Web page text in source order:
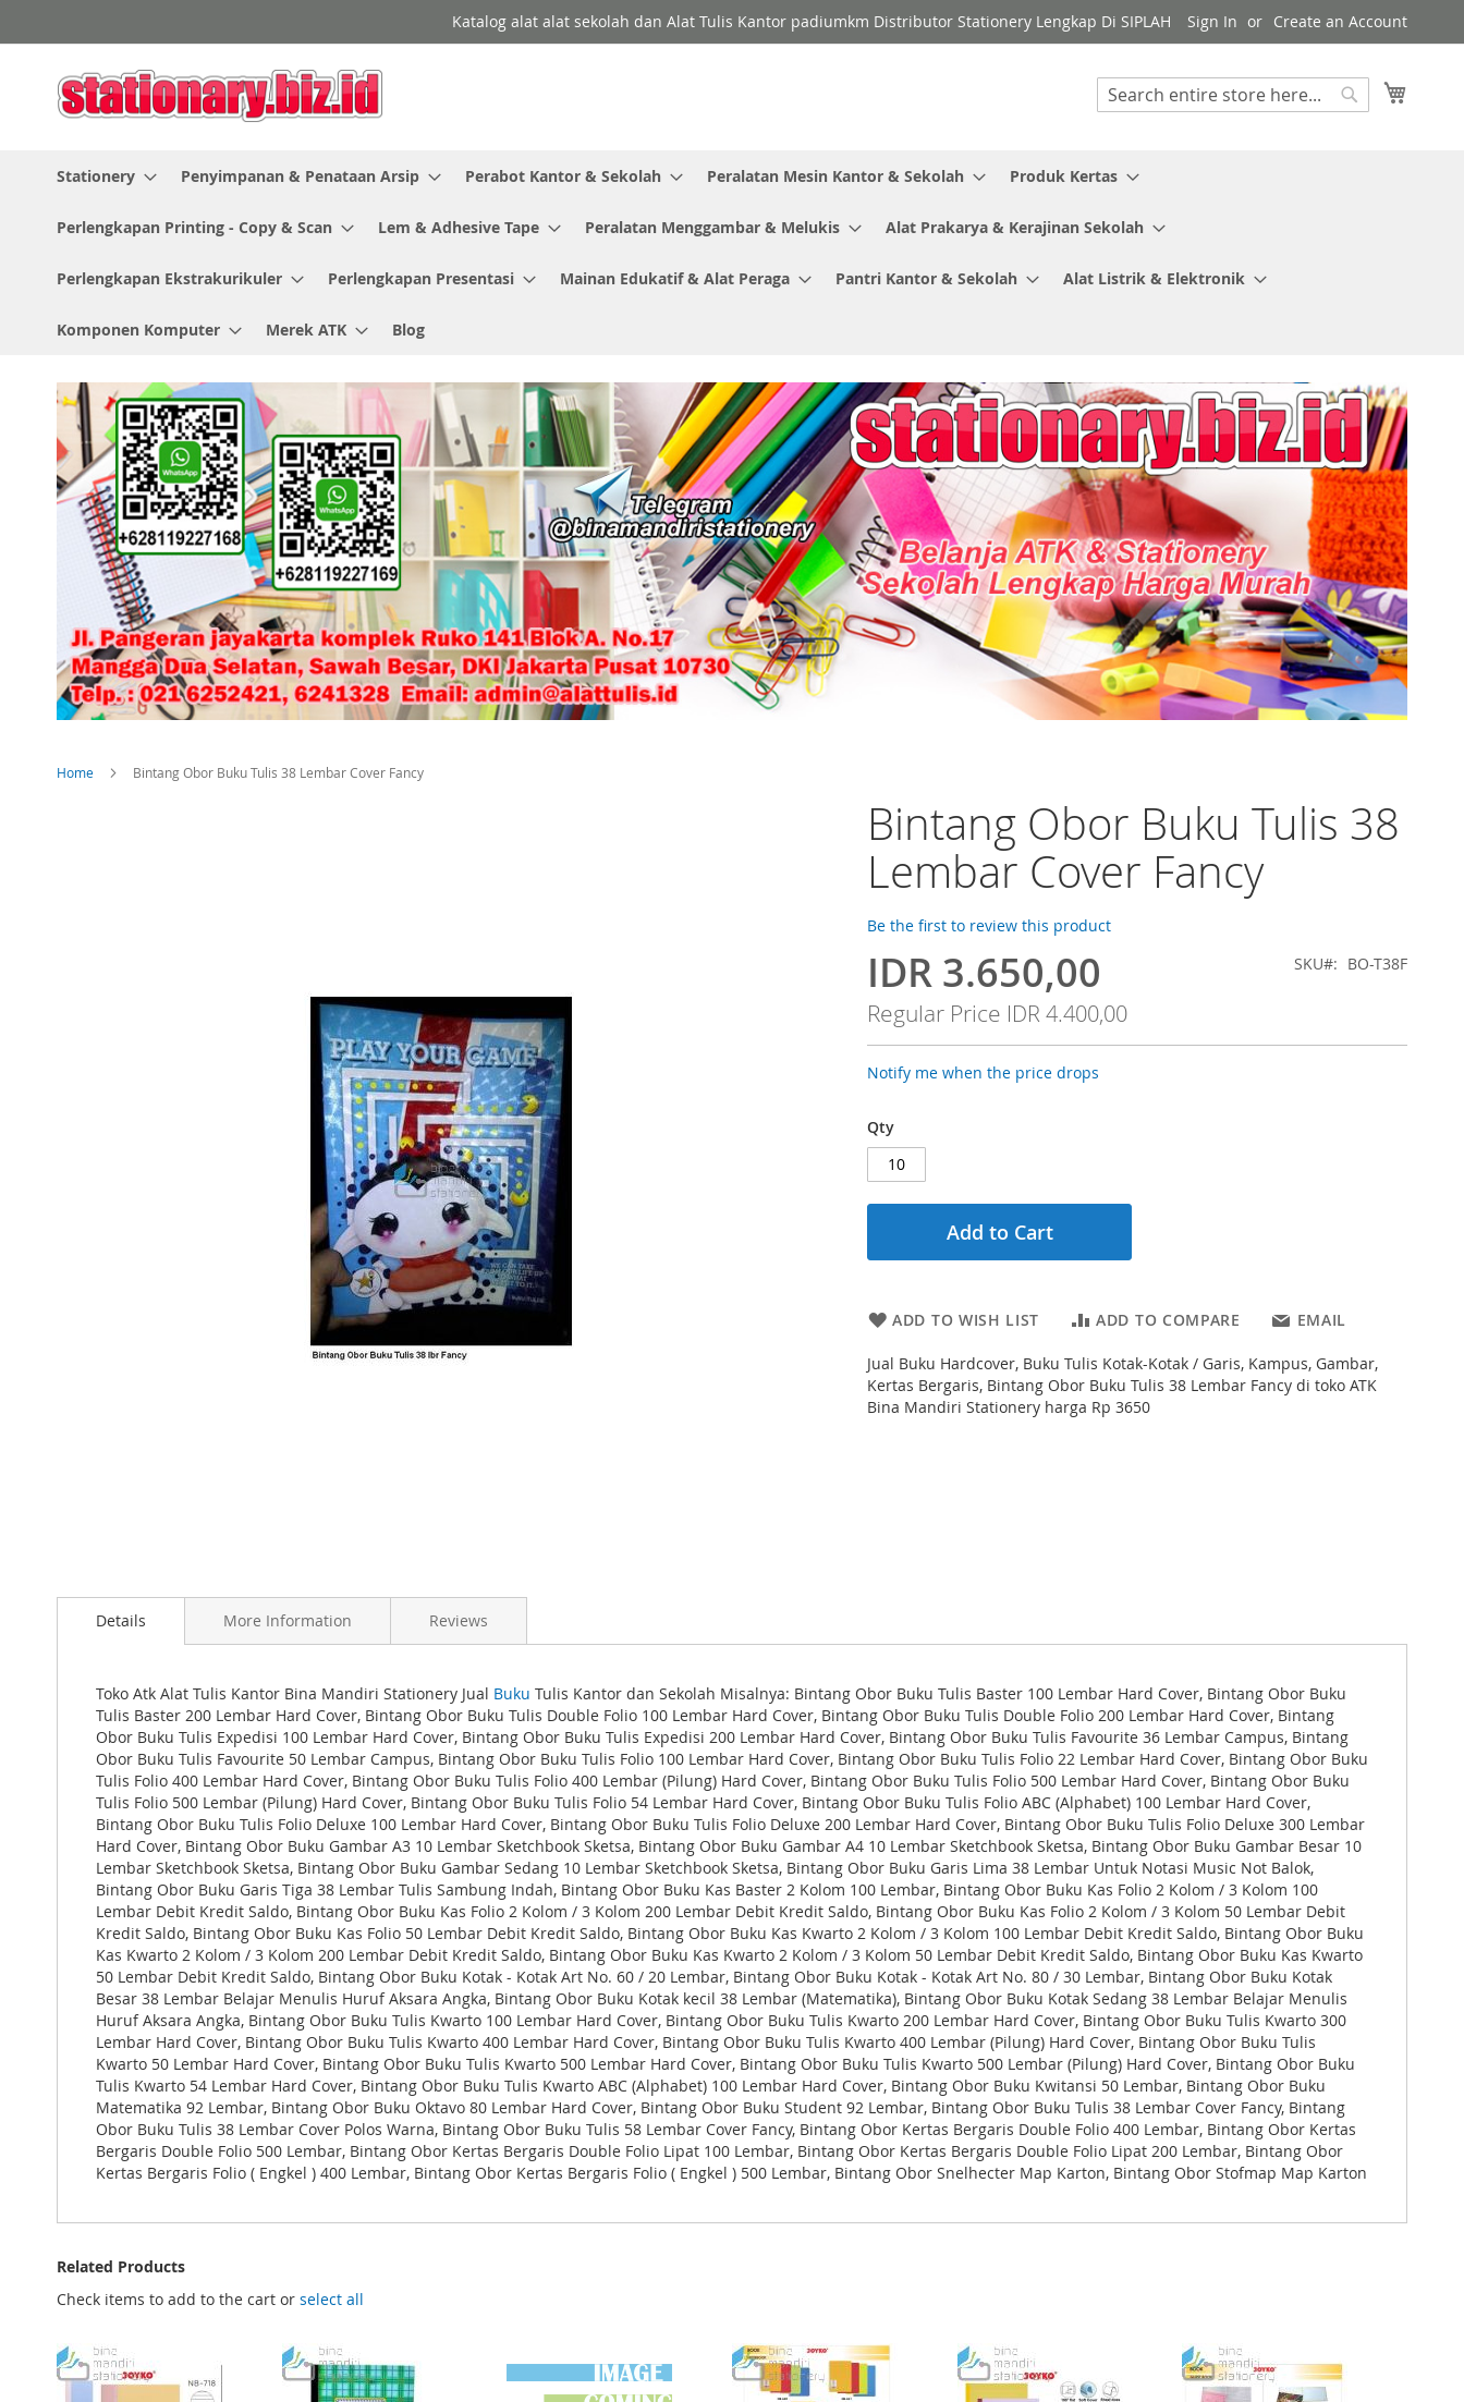
to
Katalog alat alat sekolah dan Alat Tulis Kantor padiumkm Distributor Stationery Lengkap Di SIPLAH Sign In Create an Account
Search
Stationery Penyimpanan & Penataan Arsip Perabot Kantor & Sekolah Peralatan Mesin Kantor & Sekolah Produk Kertas
Perlengkapan Printing - Copy & Scan Lem & Adhesive Tape Peralatan Menggambar & Melukis Alat Prakarya & Kerajinan Sekolah
Perlengkapan Ekstrakurikuler Perlengkapan Presentasi Mainan Edukatif & Alat Peraga Pantri Kantor & Sekolah Alat Listrik & Elektronik
Komponen Komputer Merek ATK Blog
Home Bintang Obor Buku Tulis 38 Lembar Cover Fancy
Bintang Obor Buku Tulis 38
Lembar Cover Fancy
Be the first to review this product
Special
Price
IDR 3.650,00
Regular Price IDR 4.400,00
SKU BO-T38F
Notify me when the price drops
Qty
Add to Cart
ADD TO WISH LIST ADD TO COMPARE EMAIL
Jual Buku Hardcover, Buku Tulis Kotak-Kotak / Garis, Kampus, Gambar,
Kertas Bergaris, Bintang Obor Buku Tulis 38 Lembar Fancy di toko ATK
Bina Mandiri Stationery harga Rp 3650
to
images
gallery
Details
Toko Atk Alat Tulis Kantor Bina Mandiri Stationery Jual Buku Tulis Kantor dan Sekolah Misalnya: Bintang Obor Buku Tulis Baster 100 Lembar Hard Cover, Bintang Obor Buku
Tulis Baster 200 Lembar Hard Cover, Bintang Obor Buku Tulis Double Folio 100 Lembar Hard Cover, Bintang Obor Buku Tulis Double Folio 200 Lembar Hard Cover, Bintang
Obor Buku Tulis Expedisi 100 Lembar Hard Cover, Bintang Obor Buku Tulis Expedisi 200 Lembar Hard Cover, Bintang Obor Buku Tulis Favourite 36 Lembar Campus, Bintang
Obor Buku Tulis Favourite 50 Lembar Campus, Bintang Obor Buku Tulis Folio 100 Lembar Hard Cover, Bintang Obor Buku Tulis Folio 22 Lembar Hard Cover, Bintang Obor Buku
Tulis Folio 400 Lembar Hard Cover, Bintang Obor Buku Tulis Folio 400 Lembar (Pilung) Hard Cover, Bintang Obor Buku Tulis Folio 500 Lembar Hard Cover, Bintang Obor Buku
Tulis Folio 500 Lembar (Pilung) Hard Cover, Bintang Obor Buku Tulis Folio 54 Lembar Hard Cover, Bintang Obor Buku Tulis Folio ABC (Alphabet) 100 Lembar Hard Cover,
Bintang Obor Buku Tulis Folio Deluxe 100 Lembar Hard Cover, Bintang Obor Buku Tulis Folio Deluxe 200 Lembar Hard Cover, Bintang Obor Buku Tulis Folio Deluxe 300 Lembar
Hard Cover, Bintang Obor Buku Gambar A3 10 Lembar Sketchbook Sketsa, Bintang Obor Buku Gambar A4 10 Lembar Sketchbook Sketsa, Bintang Obor Buku Gambar Besar 10
Lembar Sketchbook Sketsa, Bintang Obor Buku Gambar Sedang 10 Lembar Sketchbook Sketsa, Bintang Obor Buku Garis Lima 38 Lembar Untuk Notasi Music Not Balok,
Bintang Obor Buku Garis Tiga 38 Lembar Tulis Sambung Indah, Bintang Obor Buku Kas Baster 2 Kolom 100 Lembar, Bintang Obor Buku Kas Folio 2 Kolom / 3 Kolom 100
Lembar Debit Kredit Saldo, Bintang Obor Buku Kas Folio 2 Kolom / 3 Kolom 200 Lembar Debit Kredit Saldo, Bintang Obor Buku Kas Folio 2 Kolom / 3 Kolom 50 Lembar Debit
Kredit Saldo, Bintang Obor Buku Kas Folio 50 Lembar Debit Kredit Saldo, Bintang Obor Buku Kas Kwarto 2 Kolom / 3 Kolom 100 Lembar Debit Kredit Saldo, Bintang Obor Buku
Kas Kwarto 2 Kolom / 3 Kolom 200 Lembar Debit Kredit Saldo, Bintang Obor Buku Kas Kwarto 2 Kolom / 3 Kolom 50 Lembar Debit Kredit Saldo, Bintang Obor Buku Kas Kwarto
50 Lembar Debit Kredit Saldo, Bintang Obor Buku Kotak - Kotak Art No. 60 / 20 Lembar, Bintang Obor Buku Kotak - Kotak Art No. 80 / 30 Lembar, Bintang Obor Buku Kotak
Besar 38 Lembar Belajar Menulis Huruf Aksara Angka, Bintang Obor Buku Kotak kecil 38 Lembar (Matematika), Bintang Obor Buku Kotak Sedang 38 Lembar Belajar Menulis
Huruf Aksara Angka, Bintang Obor Buku Tulis Kwarto 100 Lembar Hard Cover, Bintang Obor Buku Tulis Kwarto 200 Lembar Hard Cover, Bintang Obor Buku Tulis Kwarto 300
Lembar Hard Cover, Bintang Obor Buku Tulis Kwarto 400 Lembar Hard Cover, Bintang Obor Buku Tulis Kwarto 400 Lembar (Pilung) Hard Cover, Bintang Obor Buku Tulis
Kwarto 50 Lembar Hard Cover, Bintang Obor Buku Tulis Kwarto 500 Lembar Hard Cover, Bintang Obor Buku Tulis Kwarto 500 Lembar (Pilung) Hard Cover, Bintang Obor Buku
Tulis Kwarto 54 Lembar Hard Cover, Bintang Obor Buku Tulis Kwarto ABC (Alphabet) 100 Lembar Hard Cover, Bintang Obor Buku Kwitansi 50 Lembar, Bintang Obor Buku
Matematika 92 Lembar, Bintang Obor Buku Oktavo 80 Lembar Hard Cover, Bintang Obor Buku Student 92 Lembar, Bintang Obor Buku Tulis 38 Lembar Cover Fancy, Bintang
Obor Buku Tulis 38 Lembar Cover Polos Warna, Bintang Obor Buku Tulis 58 Lembar Cover Fancy, Bintang Obor Kertas Bergaris Double Folio 400 Lembar, Bintang Obor Kertas
Bergaris Double Folio 500 Lembar, Bintang Obor Kertas Bergaris Double Folio Lipat 100 Lembar, Bintang Obor Kertas Bergaris Double Folio Lipat 200 Lembar, Bintang Obor
Kertas Bergaris Folio ( Engkel ) 400 Lembar, Bintang Obor Kertas Bergaris Folio ( Engkel ) 500 Lembar, Bintang Obor Snelhecter Map Karton, Bintang Obor Stofmap Map Karton
More Information Reviews
Related Products
Check items to add to the cart or select all